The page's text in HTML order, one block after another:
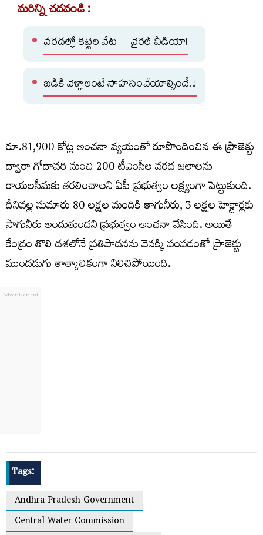
మరిన్ని చదవండి :
వరదల్లో కట్టెల వేట… వైరల్ వీడియో!
బడికి వెళ్లాలంటే సాహసంచేయాల్సిందే..!
రూ.81,900 కోట్ల అంచనా వ్యయంతో రూపొందించిన ఈ ప్రాజెక్టు
ద్వారా గోదావరి నుంచి 200 టీఎంసీల వరద జలాలను
రాయలసీమకు తరలించాలని ఏపీ ప్రభుత్వం లక్ష్యంగా పెట్టుకుంది.
దీనివల్ల సుమారు 80 లక్షల మందికి తాగునీరు, 3 లక్షల హెక్టార్లకు
సాగునీరు అందుతుందని ప్రభుత్వం అంచనా వేసింది. అయితే
కేంద్రం తొలి దశలోనే ప్రతిపాదనను వెనక్కి పంపడంతో ప్రాజెక్టు
ముందడుగు తాత్కాలికంగా నిలిచిపోయింది.
Tags:
Andhra Pradesh Government
Central Water Commission